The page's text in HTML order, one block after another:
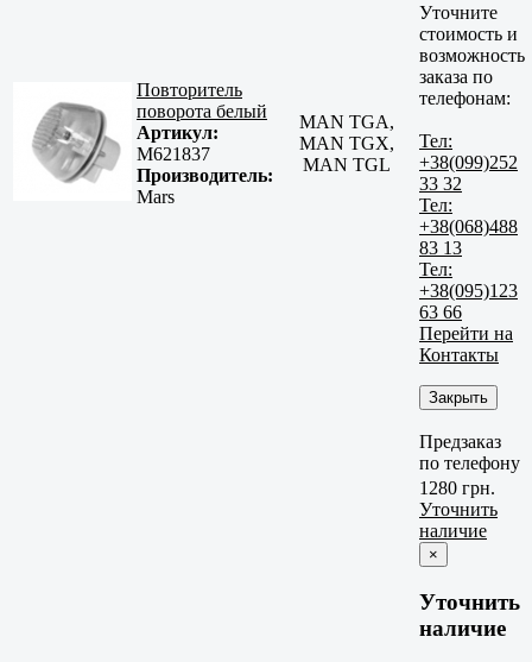
Повторитель
поворота белый
Артикул:
M621837
Производитель:
Mars
MAN TGA,
MAN TGX,
MAN TGL
Уточните
стоимость и
возможность
заказа по
телефонам:
Тел:
+38(099)252
33 32
Тел:
+38(068)488
83 13
Тел:
+38(095)123
63 66
Перейти на
Контакты
Закрыть
Предзаказ
по телефону
1280 грн.
Уточнить
наличие
×
Уточнить
наличие